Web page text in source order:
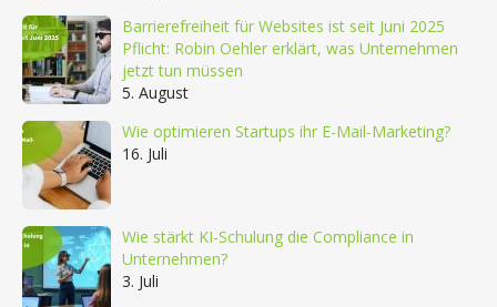
Barrierefreiheit für Websites ist seit Juni 2025
Pflicht: Robin Oehler erklärt, was Unternehmen
jetzt tun müssen
5. August
Wie optimieren Startups ihr E-Mail-Marketing?
16. Juli
Wie stärkt KI-Schulung die Compliance in
Unternehmen?
3. Juli